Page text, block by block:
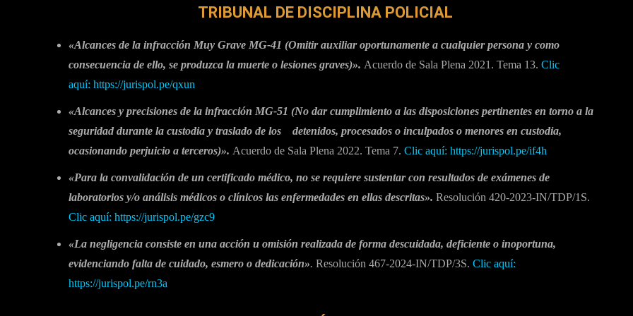
TRIBUNAL DE DISCIPLINA POLICIAL
«Alcances de la infracción Muy Grave MG-41 (Omitir auxiliar oportunamente a cualquier persona y como
consecuencia de ello, se produzca la muerte o lesiones graves)». Acuerdo de Sala Plena 2021. Tema 13. Clic
aquí: https://jurispol.pe/qxun
«Alcances y precisiones de la infracción MG-51 (No dar cumplimiento a las disposiciones pertinentes en torno a la
seguridad durante la custodia y traslado de los detenidos, procesados o inculpados o menores en custodia,
ocasionando perjuicio a terceros)». Acuerdo de Sala Plena 2022. Tema 7. Clic aquí: https://jurispol.pe/if4h
«Para la convalidación de un certificado médico, no se requiere sustentar con resultados de exámenes de
laboratorios y/o análisis médicos o clínicos las enfermedades en ellas descritas». Resolución 420-2023-IN/TDP/1S.
Clic aquí: https://jurispol.pe/gzc9
«La negligencia consiste en una acción u omisión realizada de forma descuidada, deficiente o inoportuna,
evidenciando falta de cuidado, esmero o dedicación». Resolución 467-2024-IN/TDP/3S. Clic aquí:
https://jurispol.pe/rn3a